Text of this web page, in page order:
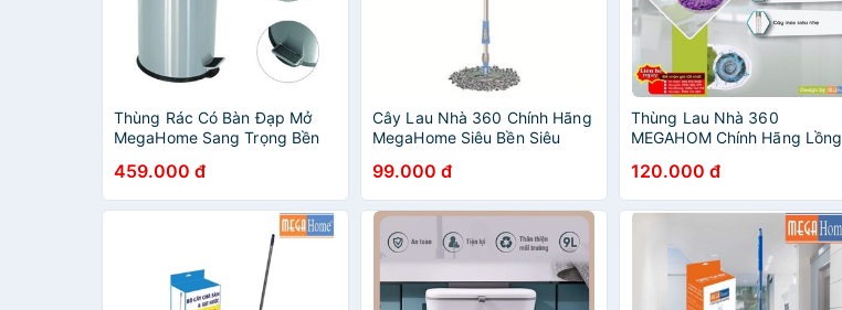
Thùng Rác Có Bàn Đạp Mở
MegaHome Sang Trọng Bền
459.000 đ
Cây Lau Nhà 360 Chính Hãng
MegaHome Siêu Bền Siêu
99.000 đ
Thùng Lau Nhà 360
MEGAHOM Chính Hãng Lồng
120.000 đ